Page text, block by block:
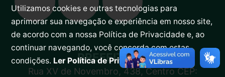
PREFEITURA
Rua XV de Novembro, 438, Centro CEP:
Utilizamos cookies e outras tecnologias para
aprimorar sua navegação e experiência em nosso site,
de acordo com a nossa Política de Privacidade e, ao
continuar navegando, você concorda com estas
condições. Ler Política de Privacidade.